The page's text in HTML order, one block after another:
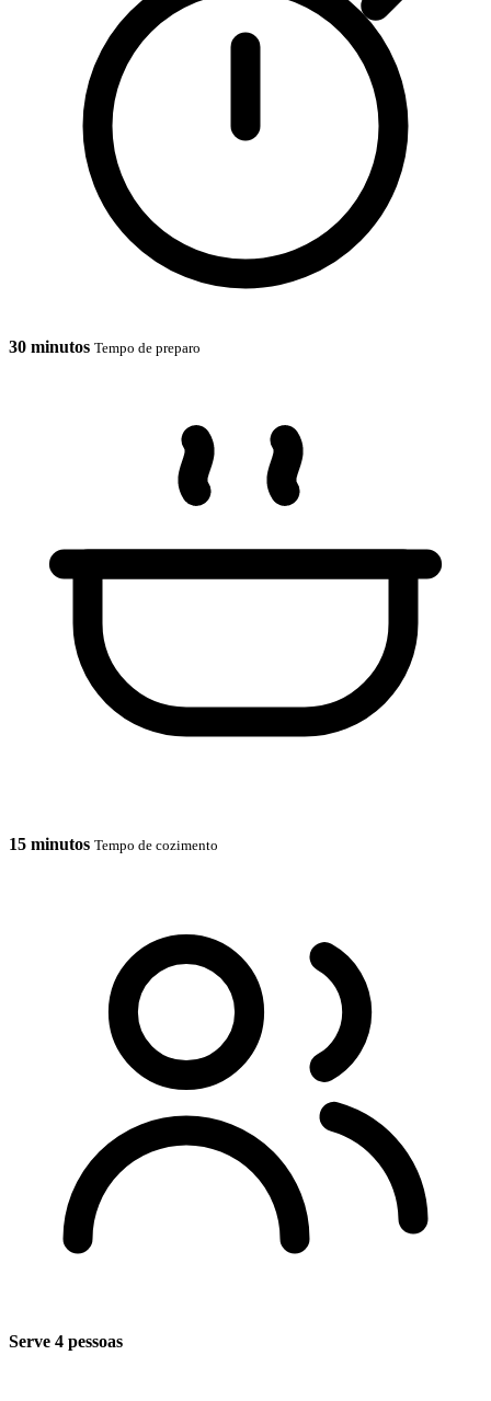
30 minutos Tempo de preparo
15 minutos Tempo de cozimento
Serve 4 pessoas